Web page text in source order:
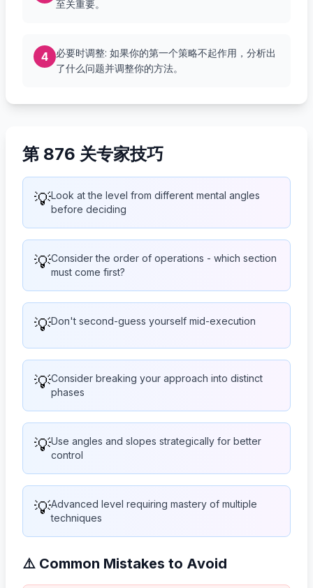
至关重要。
4
必要时调整: 如果你的第一个策略不起作用，分析出
了什么问题并调整你的方法。
第 876 关专家技巧
💡Look at the level from different mental angles
before deciding
💡Consider the order of operations - which section
must come first?
💡Don't second-guess yourself mid-execution
💡Consider breaking your approach into distinct
phases
💡Use angles and slopes strategically for better
control
💡Advanced level requiring mastery of multiple
techniques
⚠️ Common Mistakes to Avoid